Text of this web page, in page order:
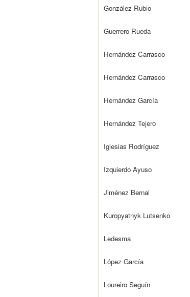
González Rubio
Guerrero Rueda
Hernández Carrasco
Hernández Carrasco
Hernández García
Hernández Tejero
Iglesias Rodríguez
Izquierdo Ayuso
Jiménez Bernal
Kuropyatnyk Lutsenko
Ledesma
López García
Loureiro Seguín